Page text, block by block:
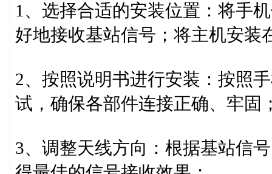
1、选择合适的安装位置：将手
好地接收基站信号；将主机安装
2、按照说明书进行安装：按照
试，确保各部件连接正确、牢固
3、调整天线方向：根据基站信